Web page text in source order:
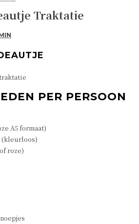
Traktatie
PER PERSOON
A5 formaat)
roze)